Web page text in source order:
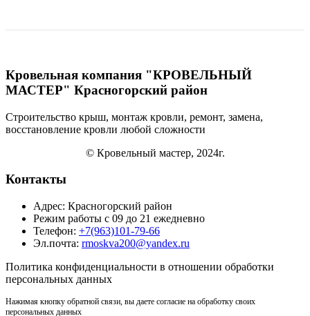
Кровельная компания "КРОВЕЛЬНЫЙ
МАСТЕР" Красногорский район
Строительство крыш, монтаж кровли, ремонт, замена,
восстановление кровли любой сложности
© Кровельный мастер, 2024г.
Контакты
Адрес: Красногорский район
Режим работы с 09 до 21 ежедневно
Телефон: +7(963)101-79-66
Эл.почта: rmoskva200@yandex.ru
Политика конфиденциальности в отношении обработки
персональных данных
Нажимая кнопку обратной связи, вы даете согласие на обработку своих
персональных данных